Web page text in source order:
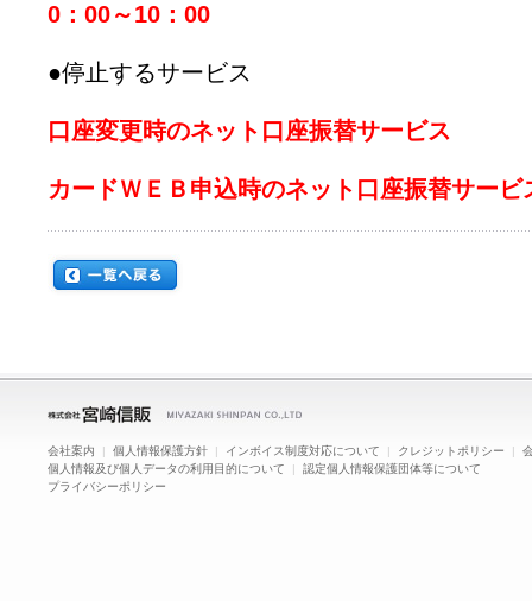
0：00～10：00
●停止するサービス
口座変更時のネット口座振替サービス
カードＷＥＢ申込時のネット口座振替サービ
会社案内 | 個人情報保護方針 | インボイス制度対応について | クレジットポリシー |
個人情報及び個人データの利用目的について | 認定個人情報保護団体等について
プライバシーポリシー